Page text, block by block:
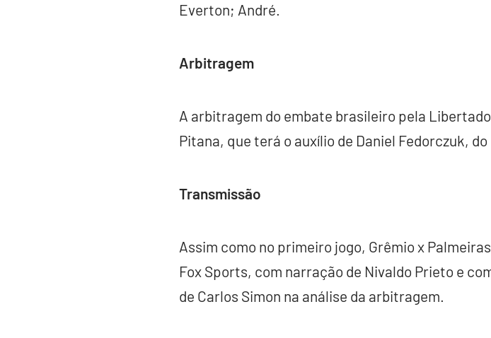
Everton; André.
Arbitragem
A arbitragem do embate brasileiro pela
Pitana, que terá o auxílio de Daniel Fedorczuk, do
Transmissão
Assim como no primeiro jogo, Grêmio x
Fox Sports, com narração de Nivaldo Prieto e
de Carlos Simon na análise da arbitragem.